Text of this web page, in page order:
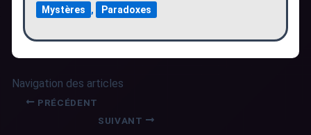
Mystères , Paradoxes
Navigation des articles
PRÉCÉDENT
SUIVANT